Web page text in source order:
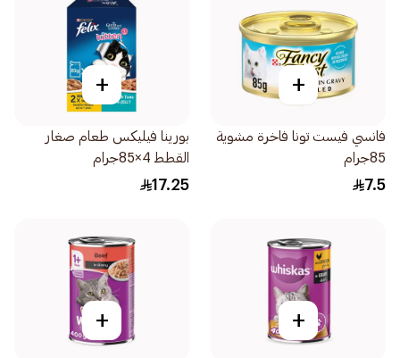
+
فانسي فيست تونا فاخرة مشوية
85جرام
7.5
+
بورينا فيليكس طعام صغار
القطط 4×85جرام
17.25
+
+